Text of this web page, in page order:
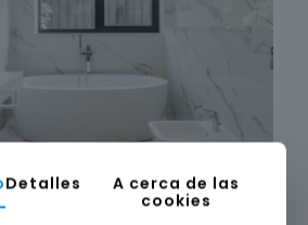
Detalles
A cerca de las
cookies